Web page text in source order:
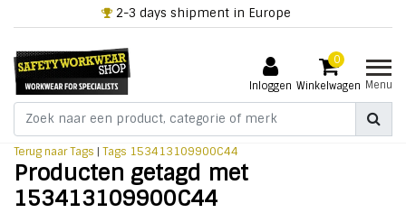
2-3 days shipment in Europe
Inloggen
0
Winkelwagen Menu
Terug naar Tags | Tags 153413109900C44
Producten getagd met
153413109900C44